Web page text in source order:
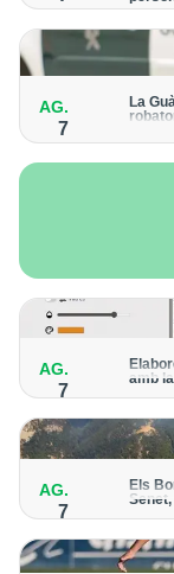
forma
AG.
7
La
AG.
7
amb
Obra
AG.
7
Els
El cos